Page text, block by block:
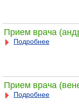
Прием врача
Подробнее
Прием врача
Подробнее